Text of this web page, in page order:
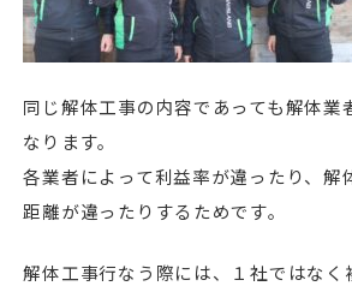
同じ解体工事の内容であっても解体業
なります。
各業者によって利益率が違ったり、解
距離が違ったりするためです。
解体工事行なう際には、１社ではなく